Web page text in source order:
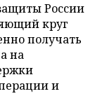
России
круг
получать
на
и